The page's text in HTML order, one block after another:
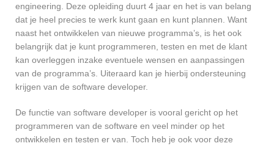
engineering. Deze opleiding duurt 4 jaar en het is van belang
dat je heel precies te werk kunt gaan en kunt plannen. Want
naast het ontwikkelen van nieuwe programma’s, is het ook
belangrijk dat je kunt programmeren, testen en met de klant
kan overleggen inzake eventuele wensen en aanpassingen
van de programma’s. Uiteraard kan je hierbij ondersteuning
krijgen van de software developer.
De functie van software developer is vooral gericht op het
programmeren van de software en veel minder op het
ontwikkelen en testen er van. Toch heb je ook voor deze